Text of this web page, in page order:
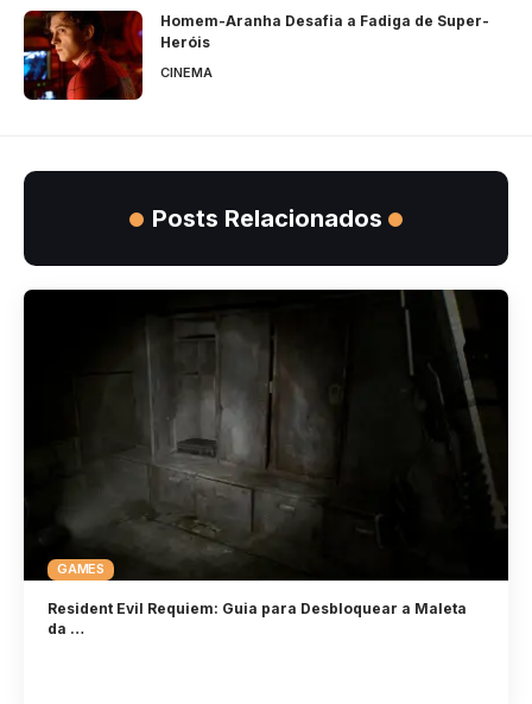
Homem-Aranha Desafia a Fadiga de Super-
Heróis
CINEMA
Posts Relacionados
GAMES
Resident Evil Requiem: Guia para Desbloquear a Maleta
da …